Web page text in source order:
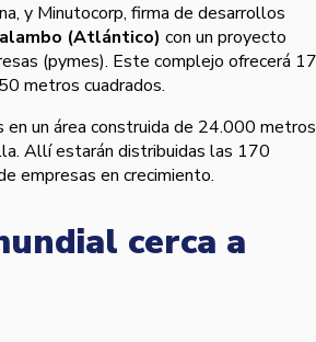
y Minutocorp, firma de desarrollos
(Atlántico) con un proyecto
(pymes). Este complejo ofrecerá
metros cuadrados.
un área construida de 24.000 metros
Allí estarán distribuidas las 170
empresas en crecimiento.
cerca a